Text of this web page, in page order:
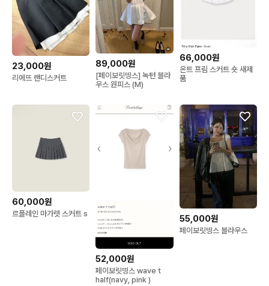
23,000원
리에뜨 랜디스커트
89,000원
[페이보릿띵스] 녹턴 블라
우스 원피스 (M)
66,000원
온트 프림 스커트 숏 새제
품
60,000원
르플레인 마가렛 스커트 s
52,000원
페이보릿띵스 wave t
half(navy, pink )
55,000원
페이보릿띵스 블라우스